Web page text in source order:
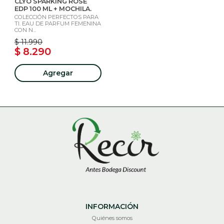
EDP 100 ML + MOCHILA.
COLECCIÓN PERFECTOS PARA
TI. EAU DE PARFUM FEMENINA
CON N...
$ 11.990
$ 8.290
Agregar
INFORMACIÓN
Quiénes somos